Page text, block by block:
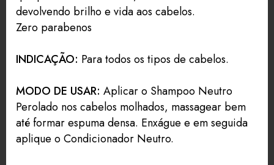
devolvendo brilho e vida aos cabelos.
Zero parabenos
INDICAÇÃO: Para todos os tipos de cabelos.
MODO DE USAR: Aplicar o Shampoo Neutro
Perolado nos cabelos molhados, massagear bem
até formar espuma densa. Enxágue e em seguida
aplique o Condicionador Neutro.